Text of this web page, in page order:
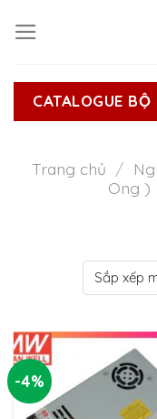
CATALOGUE
Trang chủ /
Ong )
-4%